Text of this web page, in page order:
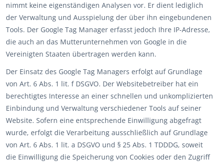
nimmt keine eigenständigen Analysen vor. Er dient lediglich
der Verwaltung und Ausspielung der über ihn eingebundenen
Tools. Der Google Tag Manager erfasst jedoch Ihre IP-Adresse,
die auch an das Mutterunternehmen von Google in die
Vereinigten Staaten übertragen werden kann.
Der Einsatz des Google Tag Managers erfolgt auf Grundlage
von Art. 6 Abs. 1 lit. f DSGVO. Der Websitebetreiber hat ein
berechtigtes Interesse an einer schnellen und unkomplizierten
Einbindung und Verwaltung verschiedener Tools auf seiner
Website. Sofern eine entsprechende Einwilligung abgefragt
wurde, erfolgt die Verarbeitung ausschließlich auf Grundlage
von Art. 6 Abs. 1 lit. a DSGVO und § 25 Abs. 1 TDDDG, soweit
die Einwilligung die Speicherung von Cookies oder den Zugriff